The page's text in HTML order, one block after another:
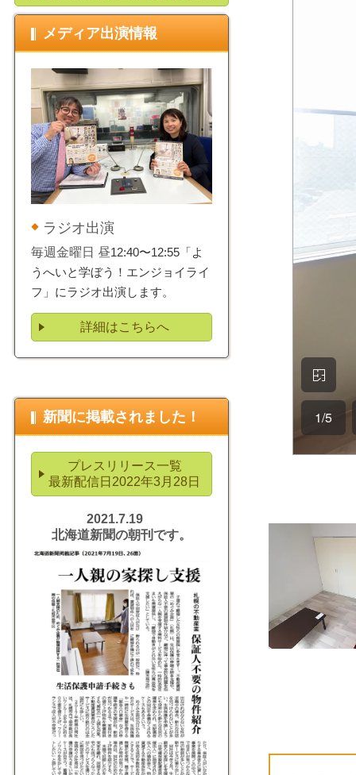
メディア出演情報
ラジオ出演
毎週金曜日 昼12:40〜12:55「よ
うへいと学ぼう！エンジョイライ
フ」にラジオ出演します。
詳細はこちらへ
新聞に掲載されました！
プレスリリース一覧
最新配信日2022年3月28日
2021.7.19
北海道新聞の朝刊です。